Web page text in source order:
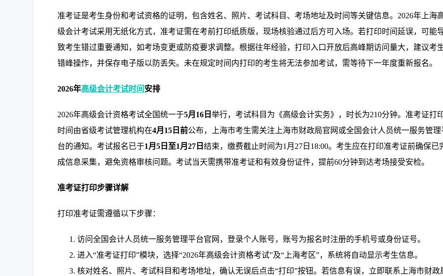
准考证是考生身份和考试资格的证明，包含姓名、照片、考试科目、考场地址及时间等关键信息。2026年上海
级会计考试采用无纸化方式，准考证需在考前打印纸质版，现场核验通过后方可入场。若打印时间延误，可能
致考生错过重要通知，如考场变更或防疫要求调整。根据往年经验，打印入口开放后高峰期访问量大，建议考
错峰操作，并保存电子版以防丢失。未在规定时间内打印的考生将无法参加考试，需等待下一年度重新报名。
2026年高级会计考试时间 安排
2026年高级会计资格考试全国统一于5月16日举行，考试科目为《高级会计实务》，时长为210分钟。准考证打
时间由省级考试管理机构在4月15日前公布，上海市考生需关注上海市财政局官网或全国会计人员统一服务管理
台的通知。考试报名已于1月5日至1月27日结束，缴费截止时间为1月27日18:00。考生应在打印准考证前确保已
成信息采集，避免资格审核问题。考试当天需携带准考证和有效身份证件，提前60分钟到达考场接受安检。
准考证打印步骤详解
打印准考证需遵循以下步骤：
访问全国会计人员统一服务管理平台官网，登录个人账号，账号为报名时注册的手机号或身份证号。
进入“准考证打印”模块，选择“2026年高级会计资格考试”及“上海考区”，系统将自动显示考生信息。
核对姓名、照片、考试科目和考场地址，确认无误后点击“打印”按钮。若信息有误，立即联系上海市财政